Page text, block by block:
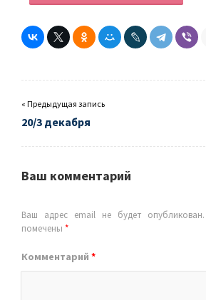
« Предыдущая запись
20/3 декабря
Ваш комментарий
Ваш адрес email не будет опубликован.
помечены *
Комментарий *